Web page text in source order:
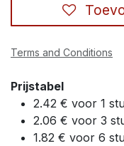
Terms and Conditions
Prijstabel
2.42 € voor 1
2.06 € voor 3
1.82 € voor 6